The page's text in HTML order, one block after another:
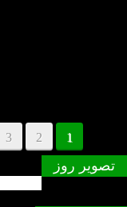
1
2
3
تصویر روز